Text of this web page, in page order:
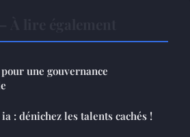
une gouvernance
: dénichez les talents cachés !